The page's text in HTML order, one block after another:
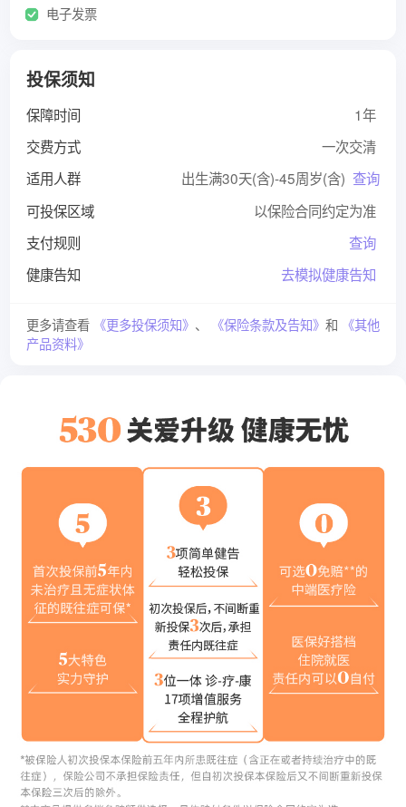
电子发票
投保须知
保障时间
1年
交费方式
一次交清
适用人群
出生满30天(含)-45周岁(含) 查询
可投保区域
以保险合同约定为准
支付规则
查询
健康告知
去模拟健康告知
更多请查看 《更多投保须知》 、 《保险条款及告知》 和 《其他
产品资料》